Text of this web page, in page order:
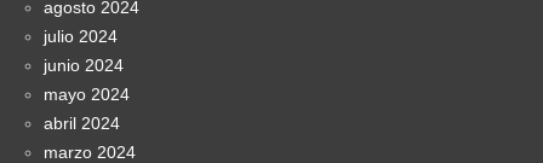
agosto 2024
julio 2024
junio 2024
mayo 2024
abril 2024
marzo 2024